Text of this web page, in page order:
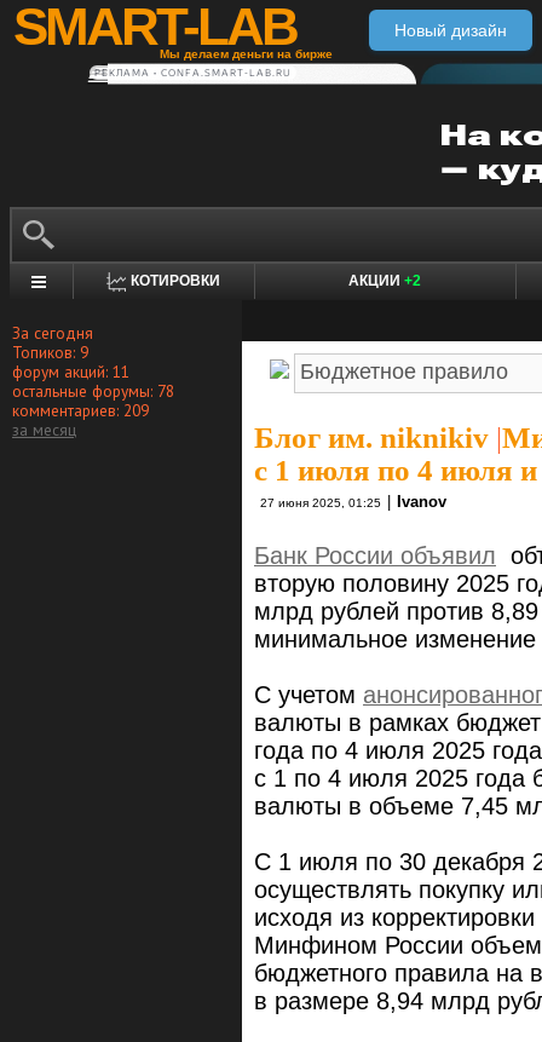
SMART-LAB
Мы делаем деньги на бирже
Новый дизайн
РЕКЛАМА • CONFA.SMART-LAB.RU
КОТИРОВКИ АКЦИИ +2
За сегодня
Топиков: 9
форум акций: 11
остальные форумы: 78
комментариев: 209
за месяц
Блог им. niknikiv |
с 1 июля по 4 июля и
27 июня 2025, 01:25 Ivanov
Банк России объявил
вторую половину 2025
млрд рублей против
минимальное изменение
С учетом
валюты в рамках
года по 4 июля 2025
с 1 по 4 июля 2025 года
валюты в объеме 7,45
С 1 июля по 30 декабря
осуществлять покупку
исходя из
Минфином России
бюджетного правила на
в размере 8,94 млрд